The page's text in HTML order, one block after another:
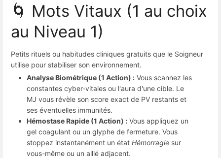
🌀 Mots Vitaux (1 au choix
au Niveau 1)
Petits rituels ou habitudes cliniques gratuits que le Soigneur
utilise pour stabiliser son environnement.
Analyse Biométrique (1 Action) : Vous scannez les
constantes cyber-vitales ou l'aura d'une cible. Le
MJ vous révèle son score exact de PV restants et
ses éventuelles immunités.
Hémostase Rapide (1 Action) : Vous appliquez un
gel coagulant ou un glyphe de fermeture. Vous
stoppez instantanément un état Hémorragie sur
vous-même ou un allié adjacent.